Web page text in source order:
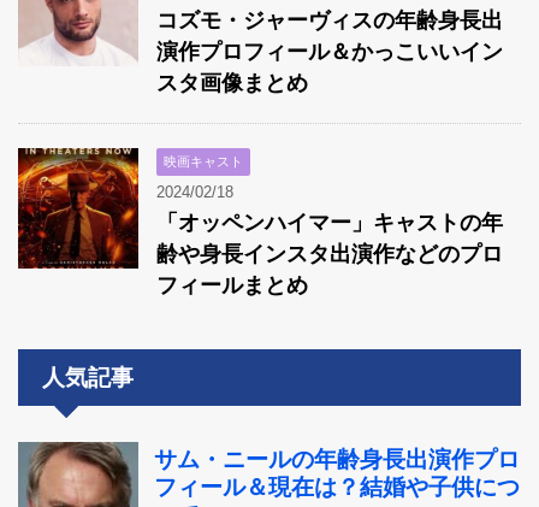
コズモ・ジャーヴィスの年齢身長出
演作プロフィール＆かっこいいイン
スタ画像まとめ
映画キャスト
2024/02/18
「オッペンハイマー」キャストの年
齢や身長インスタ出演作などのプロ
フィールまとめ
人気記事